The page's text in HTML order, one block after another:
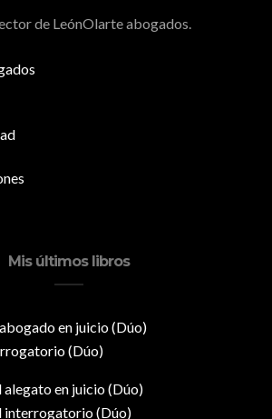
de LeónOlarte abogados.
Mis últimos libros